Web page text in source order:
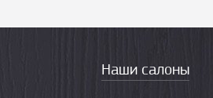
Наши салоны